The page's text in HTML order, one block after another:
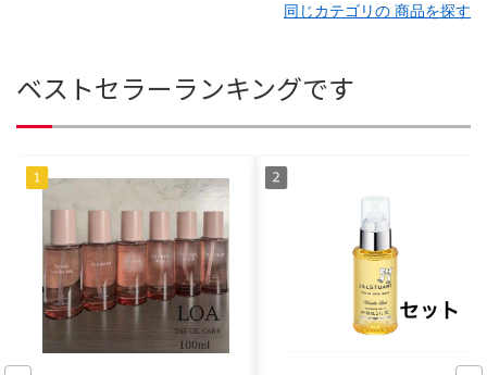
同じカテゴリの 商品を探す
ベストセラーランキングです